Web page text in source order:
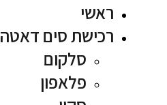
ראשי
רכישת סים דאטה
סלקום
פלאפון